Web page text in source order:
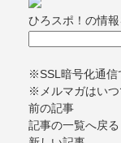
ひろスポ！の情
※SSL暗号化通信
※メルマガはいつ
前の記事
記事の一覧へ戻る